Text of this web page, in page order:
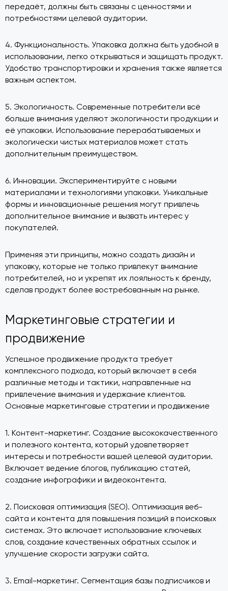
передаёт, должны быть связаны с ценностями и
потребностями целевой аудитории.
4. Функциональность. Упаковка должна быть удобной в
использовании, легко открываться и защищать продукт.
Удобство транспортировки и хранения также является
важным аспектом.
5. Экологичность. Современные потребители всё
больше внимания уделяют экологичности продукции и
её упаковки. Использование перерабатываемых и
экологически чистых материалов может стать
дополнительным преимуществом.
6. Инновации. Экспериментируйте с новыми
материалами и технологиями упаковки. Уникальные
формы и инновационные решения могут привлечь
дополнительное внимание и вызвать интерес у
покупателей.
Применяя эти принципы, можно создать дизайн и
упаковку, которые не только привлекут внимание
потребителей, но и укрепят их лояльность к бренду,
сделав продукт более востребованным на рынке.
Маркетинговые стратегии и
продвижение
Успешное продвижение продукта требует
комплексного подхода, который включает в себя
различные методы и тактики, направленные на
привлечение внимания и удержание клиентов.
Основные маркетинговые стратегии и продвижение
1. Контент-маркетинг. Создание высококачественного
и полезного контента, который удовлетворяет
интересы и потребности вашей целевой аудитории.
Включает ведение блогов, публикацию статей,
создание инфографики и видеоконтента.
2. Поисковая оптимизация (SEO). Оптимизация веб-
сайта и контента для повышения позиций в поисковых
системах. Это включает использование ключевых
слов, создание качественных обратных ссылок и
улучшение скорости загрузки сайта.
3. Email-маркетинг. Сегментация базы подписчиков и